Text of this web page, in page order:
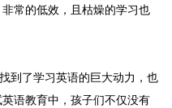
常的低效，且枯燥的学习也
了学习英语的巨大动力，也
语教育中，孩子们不仅没有